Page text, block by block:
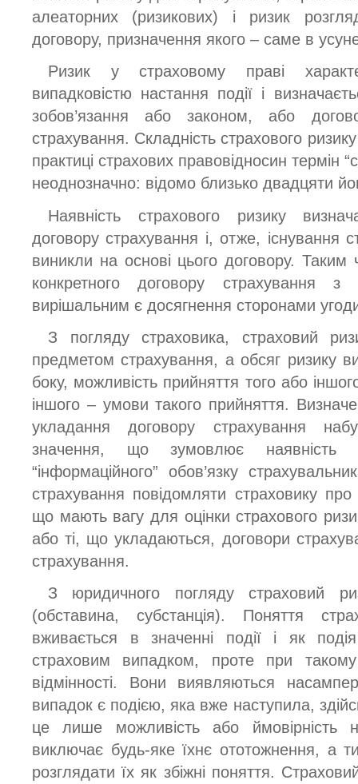
алеаторних (ризикових) і ризик
договору, призначення якого – саме в
Ризик у страховому праві
випадковістю настання події і
зобов’язання або законом, або
страхування. Складність страхового
практиці страхових правовідносин термін
неоднозначно: відомо близько двадцяти
Наявність страхового ризику
договору страхування і, отже, існування
виникли на основі цього договору.
конкретного договору страхування
вирішальним є досягнення сторонами
З погляду страховика, страховий
предметом страхування, а обсяг ризику
боку, можливість прийняття того або
іншого – умови такого прийняття.
укладання договору страхування
значення, що зумовлює наявність
“інформаційного” обов’язку
страхування повідомляти страховику
що мають вагу для оцінки страхового
або ті, що укладаються, договори
страхування.
З юридичного погляду страховий
(обставина, субстанція). Поняття
вживається в значенні події і як
страховим випадком, проте при такому
відмінності. Вони виявляються
випадок є подією, яка вже наступила,
це лише можливість або ймовірність
виключає будь-яке їхнє ототожнення, а
розглядати їх як збіжні поняття.